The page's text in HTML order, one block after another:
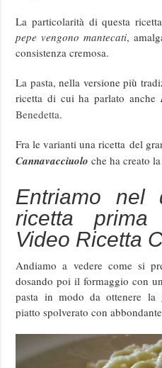
La particolarità di questa
pepe vengono mantecati,
consistenza cremosa.
La pasta, nella versione più
ricetta di cui ha parlato anche
Benedetta.
Fra le varianti una ricetta del
Cannavacciuolo che ha creato
Entriamo nel
ricetta
Video Ricetta
Andiamo a vedere come si
dosando poi il formaggio con
pasta in modo da ottenere la
piatto spolverato con